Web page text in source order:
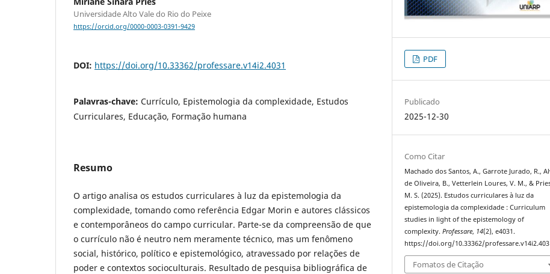
Universidade Alto Vale do Rio do Peixe
https://orcid.org/0000-0003-0391-9429
DOI: https://doi.org/10.33362/professare.v14i2.4031
Palavras-chave: Currículo, Epistemologia da complexidade, Estudos
Curriculares, Educação, Formação humana
Resumo
O artigo analisa os estudos curriculares à luz da epistemologia da
complexidade, tomando como referência Edgar Morin e autores clássicos
e contemporâneos do campo curricular. Parte-se da compreensão de que
o currículo não é neutro nem meramente técnico, mas um fenômeno
social, histórico, político e epistemológico, atravessado por relações de
poder e contextos socioculturais. Resultado de pesquisa bibliográfica de
PDF
Publicado
2025-12-30
Como Citar
Machado dos Santos, A., Garrote Jurado, R.,
de Oliveira, B., Vetterlein Loures, V. M., &
M. S. (2025). Estudos curriculares à luz da
epistemologia da complexidade : Curriculum
studies in light of the epistemology of
complexity.Professare, 14(2), e4031.
https://doi.org/10.33362/
Fomatos de Citação